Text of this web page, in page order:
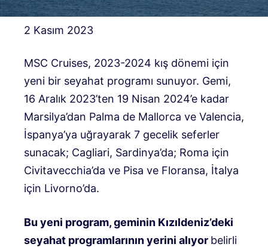
2 Kasım 2023
MSC Cruises, 2023-2024 kış dönemi için
yeni bir seyahat programı sunuyor. Gemi,
16 Aralık 2023’ten 19 Nisan 2024’e kadar
Marsilya’dan Palma de Mallorca ve Valencia,
İspanya’ya uğrayarak 7 gecelik seferler
sunacak; Cagliari, Sardinya’da; Roma için
Civitavecchia’da ve Pisa ve Floransa, İtalya
için Livorno’da.
Bu yeni program, geminin Kızıldeniz’deki
seyahat programlarının yerini alıyor belirli